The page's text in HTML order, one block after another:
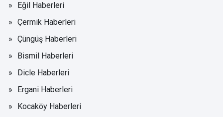
Eğil Haberleri
Çermik Haberleri
Çüngüş Haberleri
Bismil Haberleri
Dicle Haberleri
Ergani Haberleri
Kocaköy Haberleri